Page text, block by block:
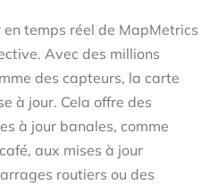
temps réel de MapMetrics
Avec des millions
des capteurs, la carte
à jour. Cela offre des
à jour banales, comme
aux mises à jour
routiers ou des